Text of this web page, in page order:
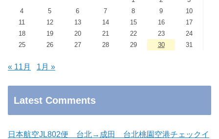
4
5 6 7 8 9
10
11
12 13 14 15 16
17
18
19 20 21 22 23
24
25
26 27 28 29 30 31
« 11月 1月 »
Latest Comments
日本航空JL802便 台北→成田 台北桃園空港チェックイ